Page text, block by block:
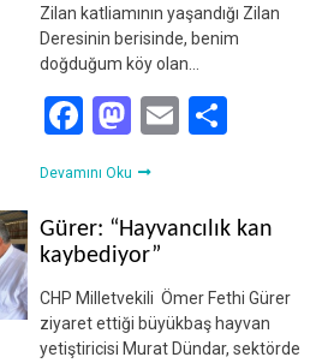
Zilan katliamının yaşandığı Zilan
Deresinin berisinde, benim
doğduğum köy olan…
Facebook
Mastodon
Email
Devamını Oku
Gürer: “Hayvancılık kan
kaybediyor”
CHP Milletvekili Ömer Fethi Gürer
ziyaret ettiği büyükbaş hayvan
yetiştiricisi Murat Dündar, sektörde